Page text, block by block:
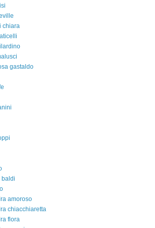
chiara
gastaldo
baldi
amoroso
chiacchiaretta
flora